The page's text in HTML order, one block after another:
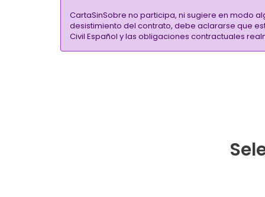
CartaSinSobre no participa, ni sugiere en modo
desistimiento del contrato, debe aclararse que
Civil Español y las obligaciones contractuales